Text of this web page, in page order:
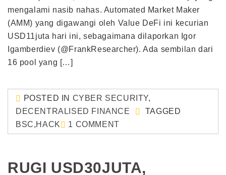
mengalami nasib nahas. Automated Market Maker
(AMM) yang digawangi oleh Value DeFi ini kecurian
USD11juta hari ini, sebagaimana dilaporkan Igor
Igamberdiev (@FrankResearcher). Ada sembilan dari
16 pool yang […]
POSTED IN CYBER SECURITY,
DECENTRALISED FINANCE
TAGGED
BSC,HACK 1 COMMENT
RUGI USD30JUTA,